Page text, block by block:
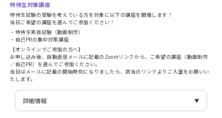
特待生対策講座
特待生試験の受験を考えている方を対象に以下の講座を開催します！
当日ご希望の講座を選んでご参加ください！
・特待生実技試験（動画制作）
・自己PRの集中対策講座
【オンラインでご参加の方へ】
お申し込み後、自動返信メールに記載のZoomリンクから、ご希望の講座（動画制作
／自己PR）を選んでご参加ください。
当日はメールに記載の開始時刻になりましたら、該当のリンクよりご入室をお願いい
たします。
詳細情報